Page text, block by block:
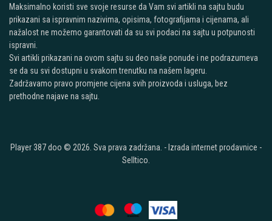
Maksimalno koristi sve svoje resurse da Vam svi artikli na sajtu budu
prikazani sa ispravnim nazivima, opisima, fotografijama i cijenama, ali
nažalost ne možemo garantovati da su svi podaci na sajtu u potpunosti
ispravni.
Svi artikli prikazani na ovom sajtu su deo naše ponude i ne podrazumeva
se da su svi dostupni u svakom trenutku na našem lageru.
Zadržavamo pravo promjene cijena svih proizvoda i usluga, bez
prethodne najave na sajtu.
Player 387 doo © 2026. Sva prava zadržana. - Izrada internet prodavnice -
Selltico.